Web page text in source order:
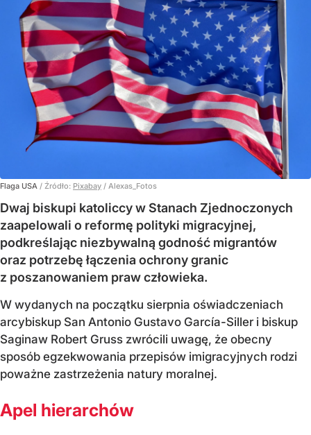
Flaga USA / Źródło: Pixabay / Alexas_Fotos
Dwaj biskupi katoliccy w Stanach Zjednoczonych
zaapelowali o reformę polityki migracyjnej,
podkreślając niezbywalną godność migrantów
oraz potrzebę łączenia ochrony granic
z poszanowaniem praw człowieka.
W wydanych na początku sierpnia oświadczeniach
arcybiskup San Antonio Gustavo García-Siller i biskup
Saginaw Robert Gruss zwrócili uwagę, że obecny
sposób egzekwowania przepisów imigracyjnych rodzi
poważne zastrzeżenia natury moralnej.
Apel hierarchów